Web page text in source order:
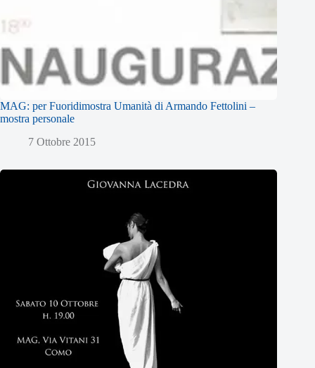
MAG: per Fuoridimostra Umanità di Armando Fettolini –
mostra personale
7 Ottobre 2015